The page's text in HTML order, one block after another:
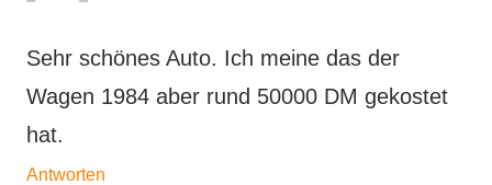
Sehr schönes Auto. Ich meine das der
Wagen 1984 aber rund 50000 DM gekostet
hat.
Antworten